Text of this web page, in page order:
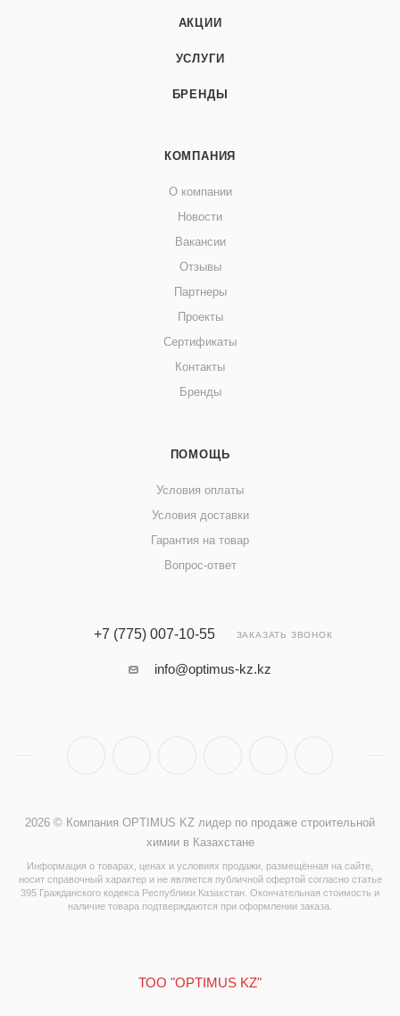
АКЦИИ
УСЛУГИ
БРЕНДЫ
КОМПАНИЯ
О компании
Новости
Вакансии
Отзывы
Партнеры
Проекты
Сертификаты
Контакты
Бренды
ПОМОЩЬ
Условия оплаты
Условия доставки
Гарантия на товар
Вопрос-ответ
+7 (775) 007-10-55 ЗАКАЗАТЬ ЗВОНОК
info@optimus-kz.kz
2026 © Компания OPTIMUS KZ лидер по продаже строительной
химии в Казахстане
Информация о товарах, ценах и условиях продажи, размещённая на сайте,
носит справочный характер и не является публичной офертой согласно статье
395 Гражданского кодекса Республики Казахстан. Окончательная стоимость и
наличие товара подтверждаются при оформлении заказа.
ТОО "OPTIMUS KZ"